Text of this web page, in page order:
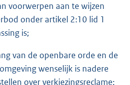
voorwerpen aan te wijzen
onder artikel 2:10 lid 1
is;
van de openbare orde en de
wenselijk is nadere
over verkiezingsreclame;